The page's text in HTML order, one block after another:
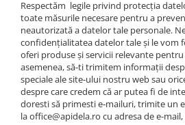
Respectăm legile privind protecția
toate măsurile necesare pentru a
neautorizată a datelor tale personale.
confidențialitatea datelor tale și le vom
oferi produse și servicii relevante
asemenea, să-ti trimitem informații
speciale ale site-ului nostru web sau
despre care credem că ar putea fi de
doresti să primesti e-mailuri, trimite un
la office@apidela.ro cu adresa de e-